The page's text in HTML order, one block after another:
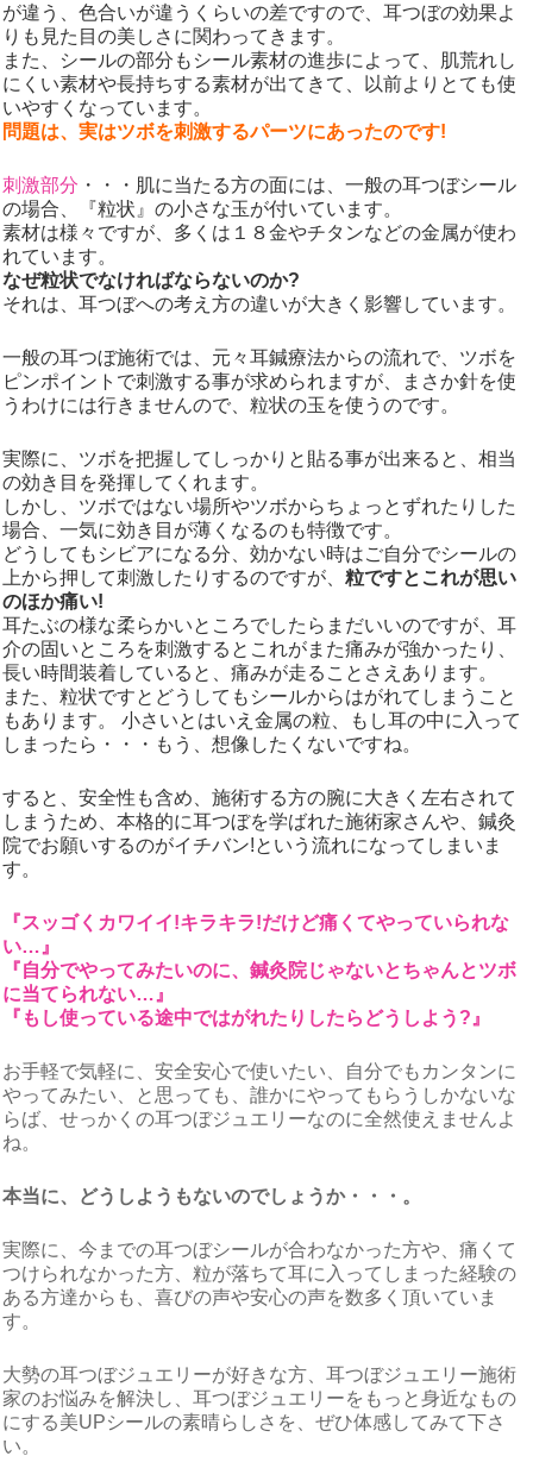
が違う、色合いが違うくらいの差ですので、耳つぼの効果よ
りも見た目の美しさに関わってきます。
また、シールの部分もシール素材の進歩によって、肌荒れし
にくい素材や長持ちする素材が出てきて、以前よりとても使
いやすくなっています。
問題は、実はツボを刺激するパーツにあったのです!
刺激部分 ・・・肌に当たる方の面には、一般の耳つぼシール
の場合、『粒状』の小さな玉が付いています。
素材は様々ですが、多くは１８金やチタンなどの金属が使わ
れています。
なぜ粒状でなければならないのか?
それは、耳つぼへの考え方の違いが大きく影響しています。
一般の耳つぼ施術では、元々耳鍼療法からの流れで、ツボを
ピンポイントで刺激する事が求められますが、まさか針を使
うわけには行きませんので、粒状の玉を使うのです。
実際に、ツボを把握してしっかりと貼る事が出来ると、相当
の効き目を発揮してくれます。
しかし、ツボではない場所やツボからちょっとずれたりした
場合、一気に効き目が薄くなるのも特徴です。
どうしてもシビアになる分、効かない時はご自分でシールの
上から押して刺激したりするのですが、粒ですとこれが思い
のほか痛い!
耳たぶの様な柔らかいところでしたらまだいいのですが、耳
介の固いところを刺激するとこれがまた痛みが強かったり、
長い時間装着していると、痛みが走ることさえあります。
また、粒状ですとどうしてもシールからはがれてしまうこと
もあります。 小さいとはいえ金属の粒、もし耳の中に入って
しまったら・・・もう、想像したくないですね。
すると、安全性も含め、施術する方の腕に大きく左右されて
しまうため、本格的に耳つぼを学ばれた施術家さんや、鍼灸
院でお願いするのがイチバン!という流れになってしまいま
す。
『スッゴくカワイイ!キラキラ!だけど痛くてやっていられな
い…』
『自分でやってみたいのに、鍼灸院じゃないとちゃんとツボ
に当てられない…』
『もし使っている途中ではがれたりしたらどうしよう?』
お手軽で気軽に、安全安心で使いたい、自分でもカンタンに
やってみたい、と思っても、誰かにやってもらうしかないな
らば、せっかくの耳つぼジュエリーなのに全然使えませんよ
ね。
本当に、どうしようもないのでしょうか・・・。
実際に、今までの耳つぼシールが合わなかった方や、痛くて
つけられなかった方、粒が落ちて耳に入ってしまった経験の
ある方達からも、喜びの声や安心の声を数多く頂いていま
す。
大勢の耳つぼジュエリーが好きな方、耳つぼジュエリー施術
家のお悩みを解決し、耳つぼジュエリーをもっと身近なもの
にする美UPシールの素晴らしさを、ぜひ体感してみて下さ
い。